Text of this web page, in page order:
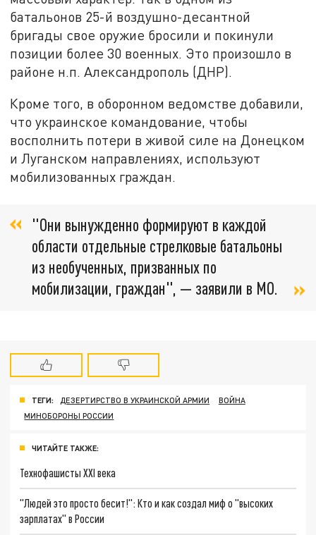
батальонов 25-й воздушно-десантной
бригады свое оружие бросили и покинули
позиции более 30 военных. Это произошло в
районе н.п. Александрополь (ДНР).
Кроме того, в оборонном ведомстве добавили,
что украинское командование, чтобы
восполнить потери в живой силе на Донецком
и Луганском направлениях, используют
мобилизованных граждан.
"Они вынужденно формируют в каждой
области отдельные стрелковые батальоны
из необученных, призванных по
мобилизации, граждан", — заявили в МО.
ТЕГИ: ДЕЗЕРТИРСТВО В УКРАИНСКОЙ АРМИИ
ВОЙНА
МИНОБОРОНЫ РОССИИ
ЧИТАЙТЕ ТАКЖЕ:
Технофашисты XXI века
"Людей это просто бесит!": Кто и как создал миф о "высоких
зарплатах" в России